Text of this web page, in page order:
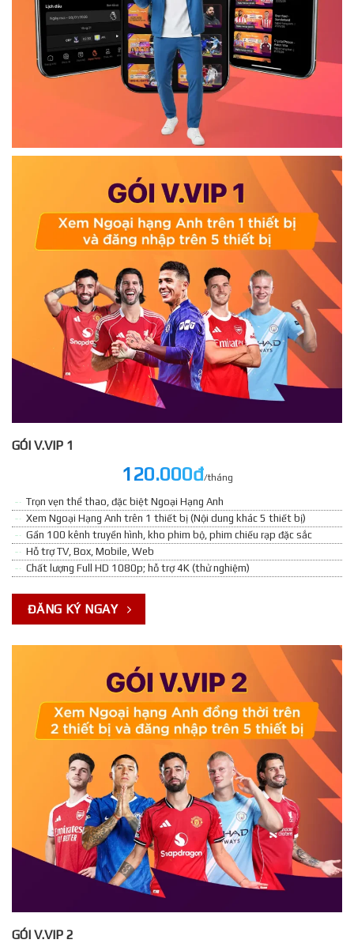
GÓI V.VIP 1
120.000đ/tháng
Trọn vẹn thể thao, đặc biệt Ngoại Hạng Anh
Xem Ngoại Hạng Anh trên 1 thiết bị (Nội dung khác 5 thiết bị)
Gần 100 kênh truyền hình, kho phim bộ, phim chiếu rạp đặc sắc
Hỗ trợ TV, Box, Mobile, Web
Chất lượng Full HD 1080p; hỗ trợ 4K (thử nghiệm)
ĐĂNG KÝ NGAY
GÓI V.VIP 2